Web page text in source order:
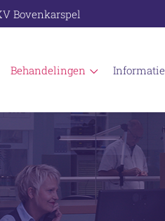
Bovenkarspel
behandelingen informatie